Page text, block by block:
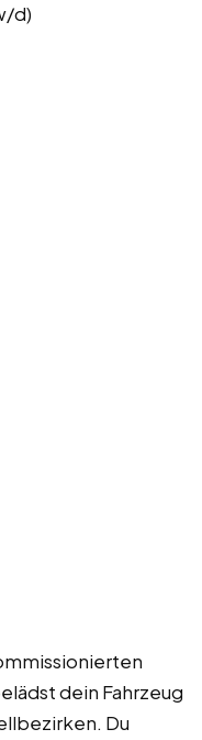
d)
dein Fahrzeug
Du